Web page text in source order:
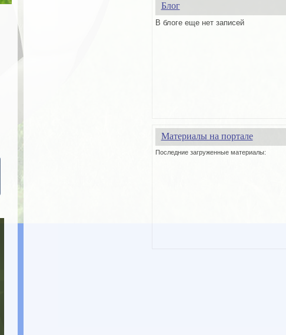
Блог
В блоге еще нет записей
Материалы на портале
Последние загруженные материалы: